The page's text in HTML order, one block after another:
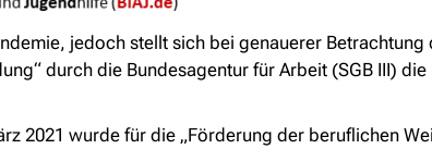
jedoch stellt sich bei genauerer
durch die Bundesagentur für Arbeit (SGB III)
2021 wurde für die „Förderung der beruflichen